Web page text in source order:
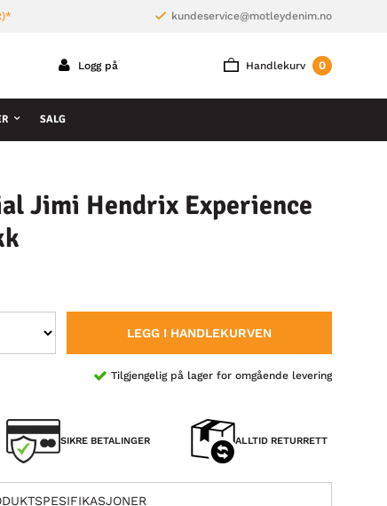
kundeservice@motleydenim.no
Handlekurv 0
Logg på
SALG
Jimi Hendrix Experience
LEGG I HANDLEKURVEN
Tilgjengelig på lager for omgående levering
SIKRE BETALINGER ALLTID RETURRETT